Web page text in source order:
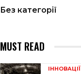
Без категорії
MUST READ
ІННОВАЦІЇ